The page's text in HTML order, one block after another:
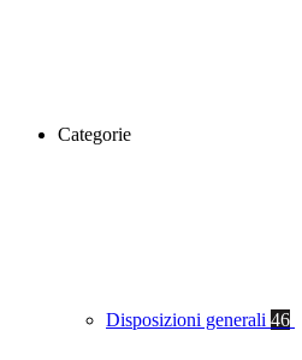
Categorie
Disposizioni generali 46